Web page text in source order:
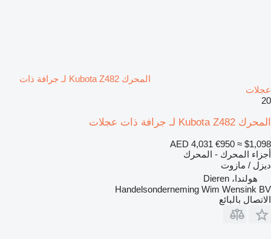
المحرك Kubota Z482 لـ جرافة ذات
عجلات
20
المحرك Kubota Z482 لـ جرافة ذات عجلات
AED 4,031 €950 ≈ $1,098
أجزاء المحرك - المحرك
ديزل / مازوت
هولندا، Dieren
Handelsonderneming Wim Wensink BV
الاتصال بالبائع